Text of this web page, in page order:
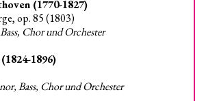
(1770-1827)
op. 85 (1803)
Chor und Orchester
1896)
Bass, Chor und Orchester